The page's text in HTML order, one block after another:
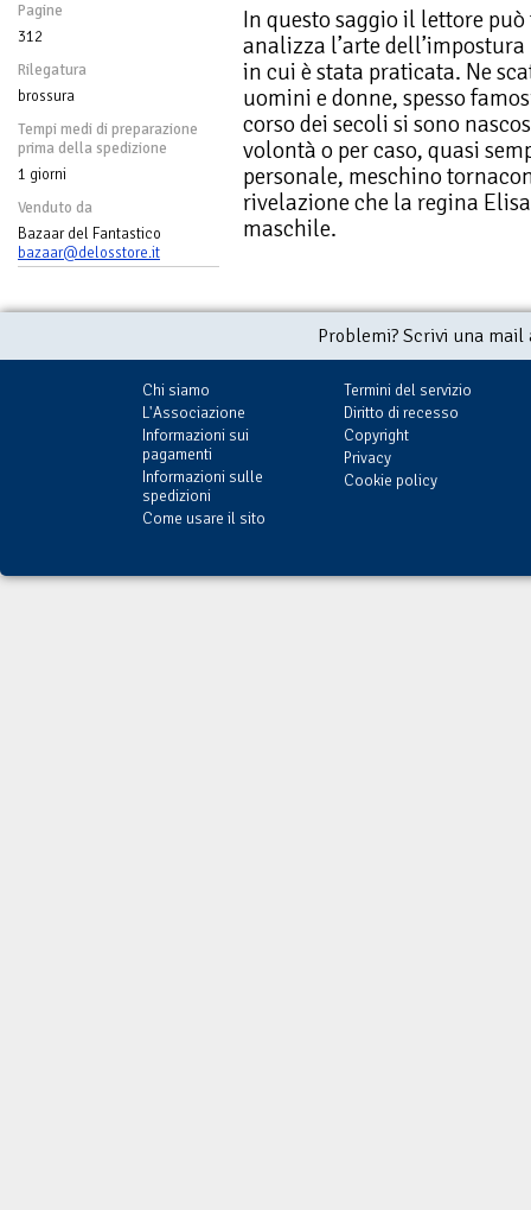
Pagine
312
Rilegatura
brossura
Tempi medi di preparazione
prima della spedizione
1 giorni
Venduto da
Bazaar del Fantastico
bazaar@delosstore.it
In questo saggio il lettore
analizza l’arte
in cui è stata praticata. Ne
uomini e donne, spesso
corso dei secoli si sono
volontà o per caso, quasi
personale, meschino
rivelazione che la regina
maschile.
Problemi? Scrivi una
Chi siamo
L'Associazione
Informazioni sui
pagamenti
Informazioni sulle
spedizioni
Come usare il sito
Termini del servizio
Diritto di recesso
Copyright
Privacy
Cookie policy